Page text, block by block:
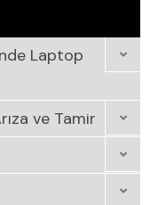
Laptop
ve Tamir